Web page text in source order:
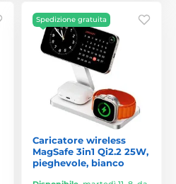
Spedizione gratuita
Caricatore wireless
MagSafe 3in1 Qi2.2 25W,
pieghevole, bianco